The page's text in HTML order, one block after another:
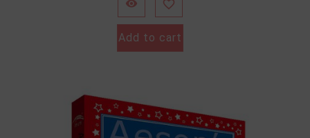
 
Add to cart